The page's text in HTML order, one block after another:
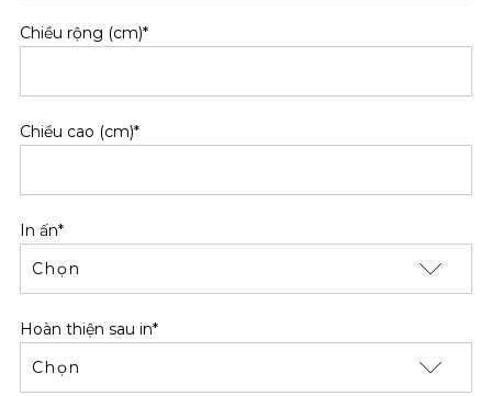
Chiều rộng (cm)*
Chiều cao (cm)*
In ấn*
Hoàn thiện sau in*